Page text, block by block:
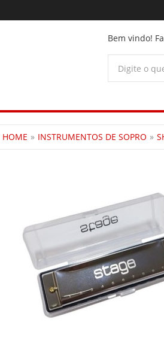
Bem vindo!
HOME INSTRUMENTOS DE SOPRO